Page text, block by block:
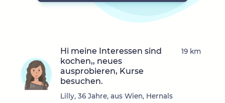
Hi meine Interessen sind
kochen,, neues
ausprobieren, Kurse
besuchen.
Lilly, 36 Jahre, aus Wien, Hernals
19 km